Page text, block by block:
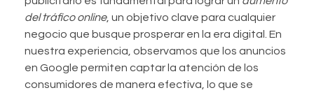
del tráfico online, un objetivo clave para cualquier
negocio que busque prosperar en la era digital. En
nuestra experiencia, observamos que los anuncios
en Google permiten captar la atención de los
consumidores de manera efectiva, lo que se